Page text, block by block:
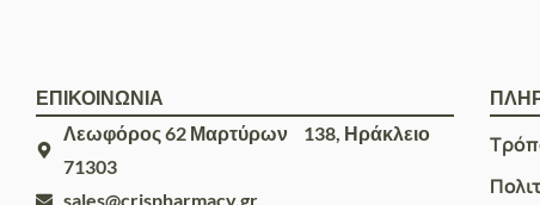
ΕΠΙΚΟΙΝΩΝΙΑ
Λεωφόρος 62 Μαρτύρων 138, Ηράκλειο
71303
sales@crispharmacy.gr